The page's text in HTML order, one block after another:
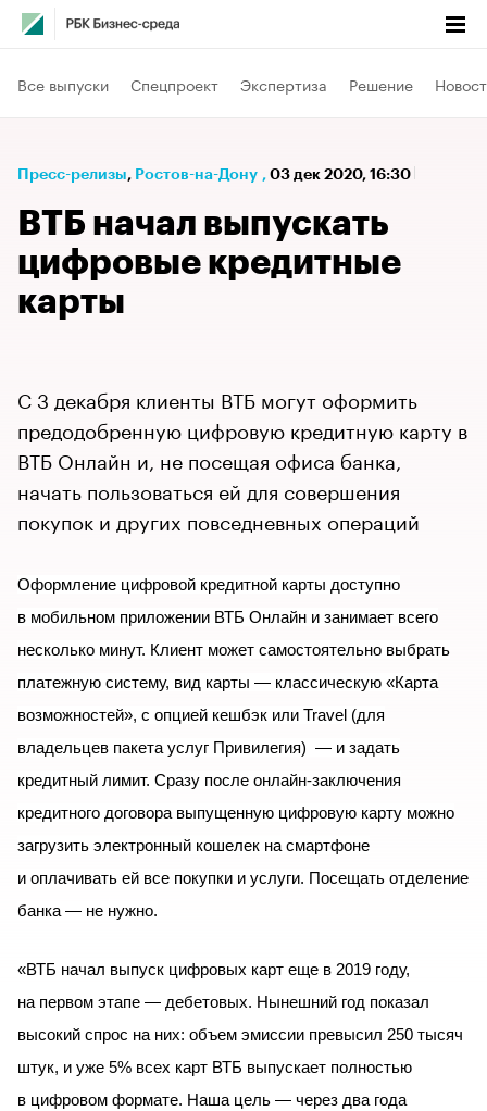
Все выпуски Спецпроект Экспертиза Решение
Пресс-релизы⁠, Ростов-на-Дону , 03 дек 2020, 16:30
ВТБ начал выпускать
цифровые кредитные
карты
С 3 декабря клиенты ВТБ могут оформить
предодобренную цифровую кредитную карту в
ВТБ Онлайн и, не посещая офиса банка,
начать пользоваться ей для совершения
покупок и других повседневных операций
Оформление цифровой кредитной карты доступно
в мобильном приложении ВТБ Онлайн и занимает всего
несколько минут. Клиент может самостоятельно выбрать
платежную систему, вид карты — классическую «Карта
возможностей», с опцией кешбэк или Travel (для
владельцев пакета услуг Привилегия) — и задать
кредитный лимит. Сразу после онлайн-заключения
кредитного договора выпущенную цифровую карту можно
загрузить электронный кошелек на смартфоне
и оплачивать ей все покупки и услуги. Посещать отделение
банка — не нужно.
«ВТБ начал выпуск цифровых карт еще в 2019 году,
на первом этапе — дебетовых. Нынешний год показал
высокий спрос на них: объем эмиссии превысил 250 тысяч
штук, и уже 5% всех карт ВТБ выпускает полностью
в цифровом формате. Наша цель — через два года